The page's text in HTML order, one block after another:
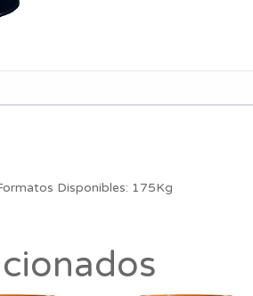
Disponibles: 175Kg